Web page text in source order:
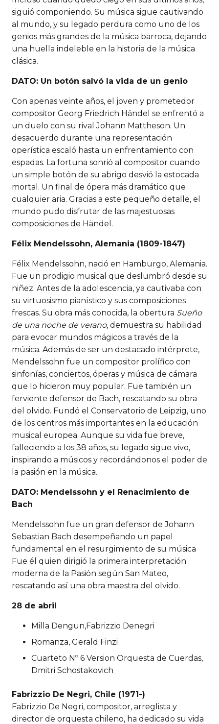
siguió componiendo. Su música sigue cautivando
al mundo, y su legado perdura como uno de los
genios más grandes de la música barroca, dejando
una huella indeleble en la historia de la música
clásica.
DATO: Un botón salvó la vida de un genio
Con apenas veinte años, el joven y prometedor
compositor Georg Friedrich Händel se enfrentó a
un duelo con su rival Johann Mattheson. Un
desacuerdo durante una representación
operística escaló hasta un enfrentamiento con
espadas. La fortuna sonrió al compositor cuando
un simple botón de su abrigo desvió la estocada
mortal. Un final de ópera más dramático que
cualquier aria. Gracias a este pequeño detalle, el
mundo pudo disfrutar de las majestuosas
composiciones de Händel.
Félix Mendelssohn, Alemania (1809-1847)
Félix Mendelssohn, nació en Hamburgo, Alemania.
Fue un prodigio musical que deslumbró desde su
niñez. Antes de la adolescencia, ya cautivaba con
su virtuosismo pianístico y sus composiciones
frescas. Su obra más conocida, la obertura Sueño
de una noche de verano, demuestra su habilidad
para evocar mundos mágicos a través de la
música. Además de ser un destacado intérprete,
Mendelssohn fue un compositor prolífico con
sinfonías, conciertos, óperas y música de cámara
que lo hicieron muy popular. Fue también un
ferviente defensor de Bach, rescatando su obra
del olvido. Fundó el Conservatorio de Leipzig, uno
de los centros más importantes en la educación
musical europea. Aunque su vida fue breve,
falleciendo a los 38 años, su legado sigue vivo,
inspirando a músicos y recordándonos el poder de
la pasión en la música.
DATO: Mendelssohn y el Renacimiento de
Bach
Mendelssohn fue un gran defensor de Johann
Sebastian Bach desempeñando un papel
fundamental en el resurgimiento de su música
Fue él quien dirigió la primera interpretación
moderna de la Pasión según San Mateo,
rescatando así una obra maestra del olvido.
28 de abril
Milla Dengun,Fabrizzio Denegri
Romanza, Gerald Finzi
Cuarteto Nº 6 Version Orquesta de Cuerdas,
Dmitri Schostakovich
Fabrizzio De Negri, Chile (1971-)
Fabrizzio De Negri, compositor, arreglista y
director de orquesta chileno, ha dedicado su vida